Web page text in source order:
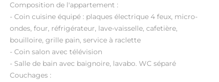
Composition de l'appartement :
- Coin cuisine équipé : plaques électrique 4 feux, micro-
ondes, four, réfrigérateur, lave-vaisselle, cafetière,
bouilloire, grille pain, service à raclette
- Coin salon avec télévision
- Salle de bain avec baignoire, lavabo. WC séparé
Couchages :